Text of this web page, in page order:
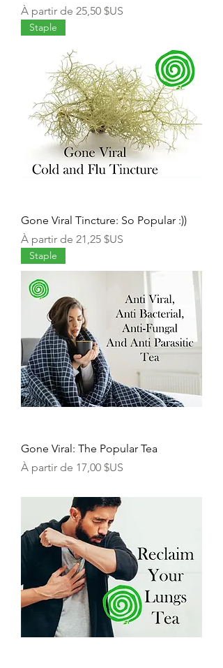
À partir de 25,50 $US
Prix promotionnel
Staple
Gone Viral Tincture: So Popular :))
À partir de 21,25 $US
Prix promotionnel
Staple
Gone Viral: The Popular Tea
À partir de 17,00 $US
Prix promotionnel